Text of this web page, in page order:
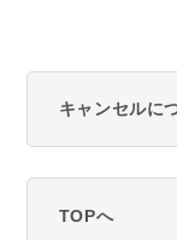
キャンセルに
TOPへ